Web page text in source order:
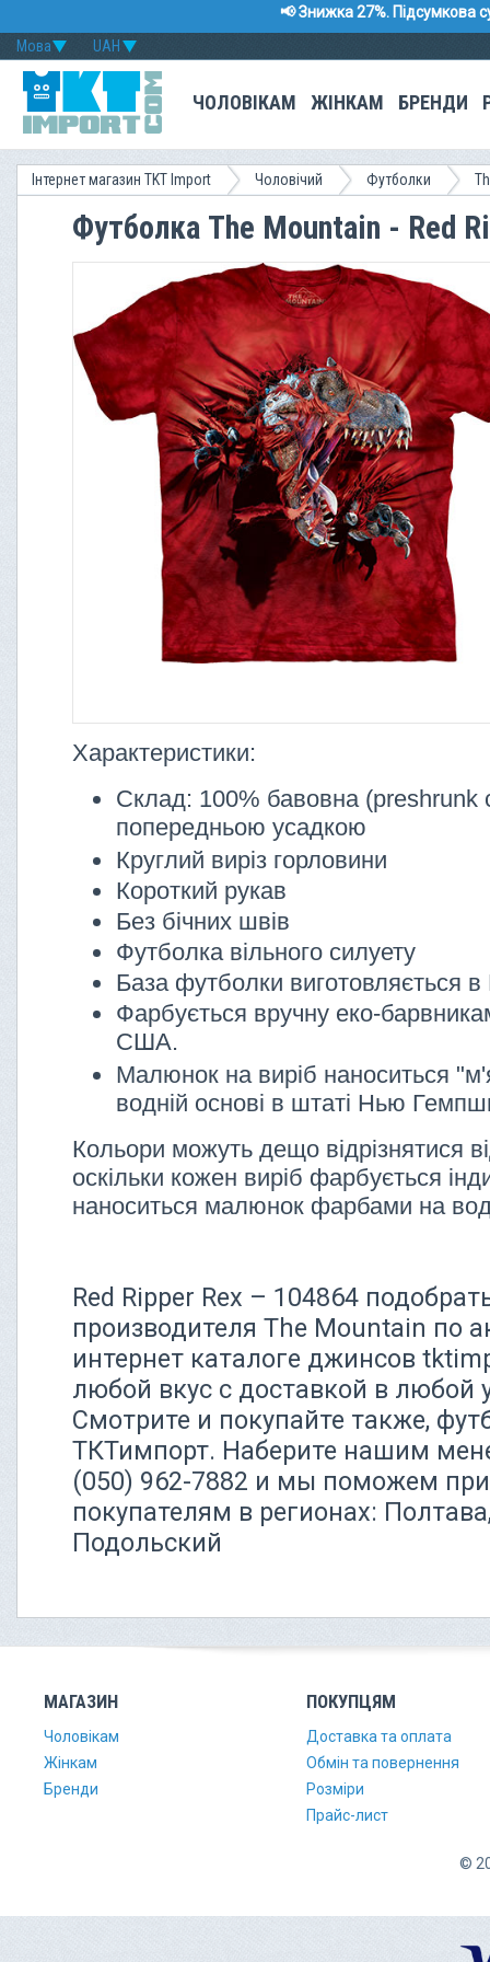
📢 Знижка 27%. Підсумкова
UAH
Мова
ЧОЛОВІКАМ ЖІНКАМ БРЕНДИ
Інтернет магазин TKT Import Чоловічий Футболки
Футболка The Mountain - Red
Характеристики:
Склад: 100% бавовна (preshrunk
попередньою усадкою
Круглий виріз горловини
Короткий рукав
Без бічних швів
Футболка вільного силуету
База футболки виготовляється в
Фарбується вручну еко-
США.
Малюнок на виріб наноситься
водній основі в штаті Нью
Кольори можуть дещо відрізнятися
оскільки кожен виріб фарбується
наноситься малюнок фарбами на
Red Ripper Rex – 104864
производителя The Mountain по
интернет каталоге джинсов
любой вкус с доставкой в любой
Смотрите и покупайте также,
ТКТимпорт. Наберите нашим
(050) 962-7882 и мы поможем
покупателям в регионах:
Подольский
МАГАЗИН
Чоловікам
Жінкам
Бренди
ПОКУПЦЯМ
Доставка та оплата
Обмін та повернення
Розміри
Прайс-лист
©